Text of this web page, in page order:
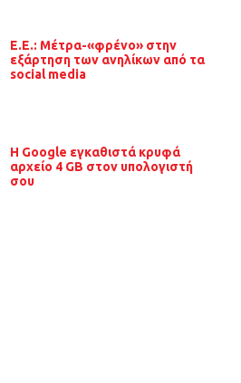
E.E.: Μέτρα-«φρένο» στην
εξάρτηση των ανηλίκων από τα
social media
Η Google εγκαθιστά κρυφά
αρχείο 4 GB στον υπολογιστή
σου